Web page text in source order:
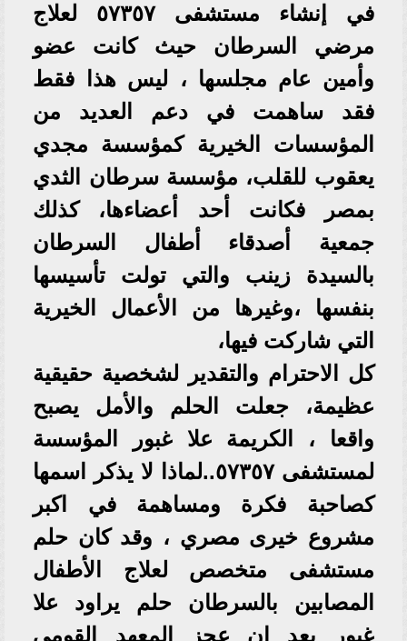
في إنشاء مستشفى ٥٧٣٥٧ لعلاج
مرضي السرطان حيث كانت عضو
وأمين عام مجلسها ، ليس هذا فقط
فقد ساهمت في دعم العديد من
المؤسسات الخيرية كمؤسسة مجدي
يعقوب للقلب، مؤسسة سرطان الثدي
بمصر فكانت أحد أعضاءها، كذلك
جمعية أصدقاء أطفال السرطان
بالسيدة زينب والتي تولت تأسيسها
بنفسها ،وغيرها من الأعمال الخيرية
التي شاركت فيها،
كل الاحترام والتقدير لشخصية حقيقية
عظيمة، جعلت الحلم والأمل يصبح
واقعا ، الكريمة علا غبور المؤسسة
لمستشفى ٥٧٣٥٧..لماذا لا يذكر اسمها
كصاحبة فكرة ومساهمة في اكبر
مشروع خيرى مصري ، وقد كان حلم
مستشفى متخصص لعلاج الأطفال
المصابين بالسرطان حلم يراود علا
غبور بعد ان عجز المعهد القومي